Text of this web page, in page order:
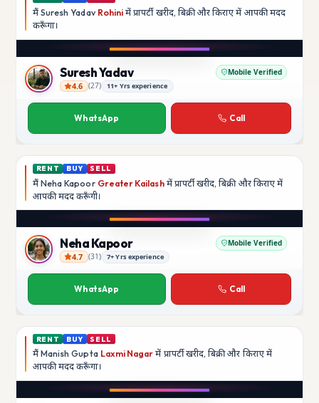
मैं Suresh Yadav Rohini में प्रापर्टी खरीद, बिक्री और किराए में आपकी मदद
करूँगा।
Suresh Yadav
Suresh Yadav Mobile Verified
4.6 (27) 11+ Yrs experience
WhatsApp Call
RENT BUY SELL
मैं Neha Kapoor Greater Kailashमें प्रापर्टी खरीद, बिक्री और किराए में
आपकी मददकरूँगी।
Neha Kapoor
Neha Kapoor Mobile Verified
4.7 (31) 7+ Yrs experience
WhatsApp Call
RENT BUY SELL
मैं Manish Gupta Laxmi Nagar में प्रापर्टी खरीद, बिक्री और किराए में
आपकी मददकरूँगा।